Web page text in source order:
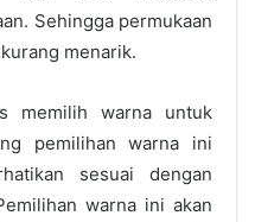
Sehingga permukaan
menarik.
memilih warna untuk
pemilihan warna ini
sesuai dengan
warna ini akan